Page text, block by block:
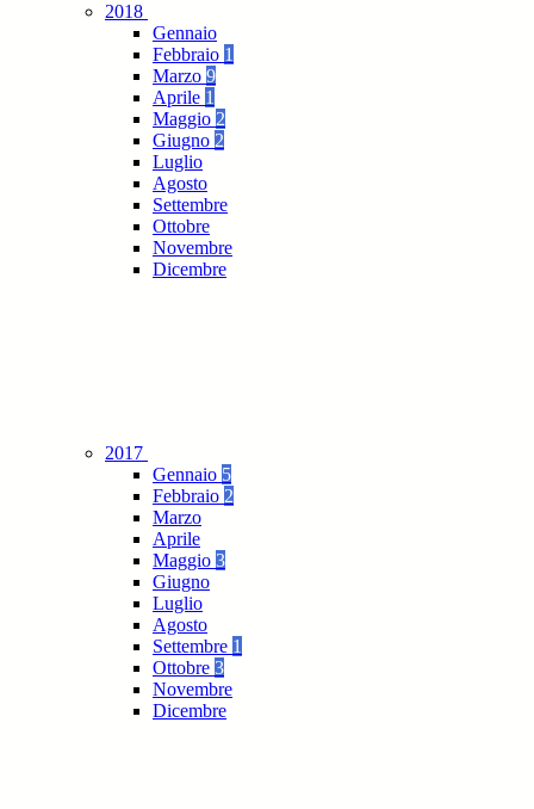
2018
Gennaio
Febbraio 1
Marzo 9
Aprile 1
Maggio 2
Giugno 2
Luglio
Agosto
Settembre
Ottobre
Novembre
Dicembre
2017
Gennaio 5
Febbraio 2
Marzo
Aprile
Maggio 3
Giugno
Luglio
Agosto
Settembre 1
Ottobre 3
Novembre
Dicembre